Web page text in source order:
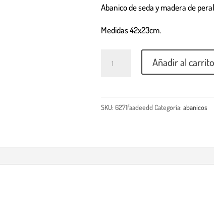
Abanico de seda y madera de
Medidas 42x23cm.
Añadir al carrito
SKU: 6271faadeedd Categoría: abanicos